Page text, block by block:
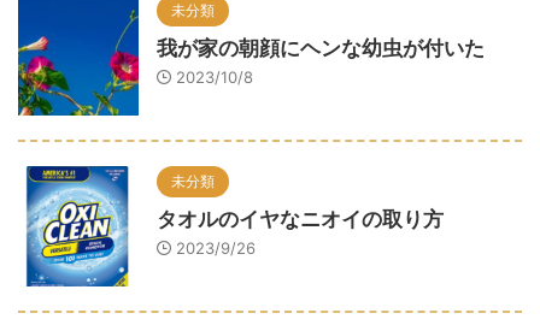
未分類
我が家の朝顔にヘンな幼虫が付いた
2023/10/8
未分類
タオルのイヤなニオイの取り方
2023/9/26